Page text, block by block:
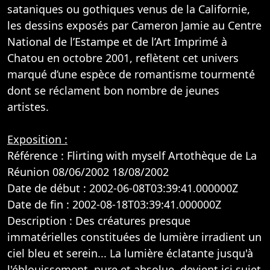
sataniques ou gothiques venus de la Californie,
les dessins exposés par Cameron Jamie au Centre
National de l’Estampe et de l’Art Imprimé à
Chatou en octobre 2001, reflètent cet univers
marqué d’une espèce de romantisme tourmenté
dont se réclament bon nombre de jeunes
artistes.
Exposition :
Référence : Flirting with myself Artothèque de La
Réunion 08/06/2002 18/08/2002
Date de début : 2002-06-08T03:39:41.000000Z
Date de fin : 2002-08-18T03:39:41.000000Z
Description : Des créatures presque
immatérielles constituées de lumière irradient un
ciel bleu et serein... La lumière éclatante jusqu'à